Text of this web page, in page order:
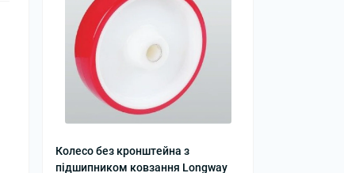
Колесо без кронштейна з
підшипником ковзання Longway